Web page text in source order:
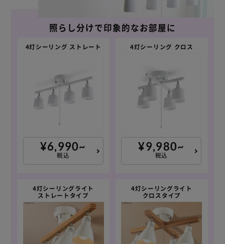
照らし分けで印象的なお部屋に
4灯シーリング ストレート
¥6,990~
税込
4灯シーリング クロス
¥9,980~
税込
4灯シーリングライト
ストレートタイプ
4灯シーリングライト
クロスタイプ